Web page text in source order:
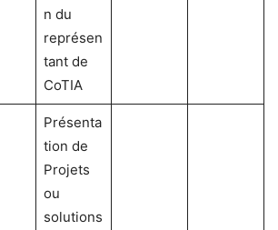
n du
représen
tant de
CoTIA
Présenta
tion de
Projets
ou
solutions